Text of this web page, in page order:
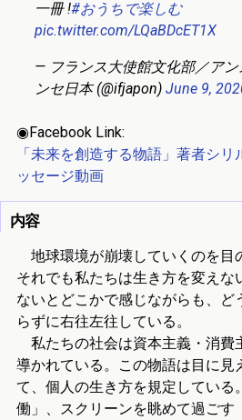
一冊 !#おうちで楽しむ
pic.twitter.com/LQaBDcET1X
— フランス大使館文化部／ア
ンセ日本 (@ifjapon)June 9,
◉Facebook Link:
「未来を創造する物語」著者シ
ッセージ動画
内容
地球環境が崩壊していくのを目
それでも私たちは生き方を変えな
ないとどこかで感じながらも、ど
らずに右往左往している。
私たちの社会は資本主義・消費
導かれている。この物語は目に見
て、個人の生き方を規定している
働」、スクリーンを眺めて過ごす